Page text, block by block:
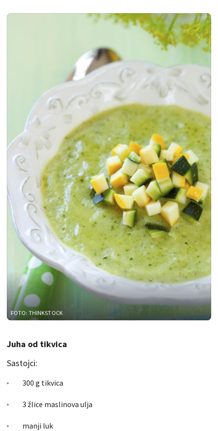
FOTO: THINKSTOCK
Juha od tikvica
Sastojci:
300 g tikvica
3 žlice maslinova ulja
manji luk